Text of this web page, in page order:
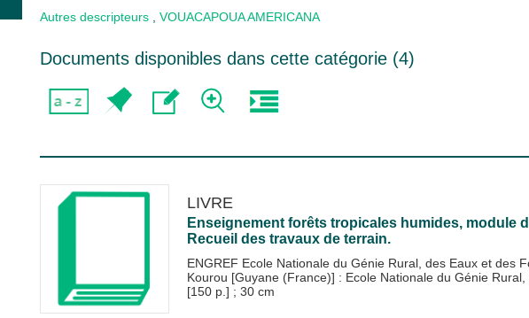
Autres descripteurs VOUACAPOUA AMERICANA
Documents disponibles dans cette catégorie (4)
LIVRE
Enseignement forêts tropicales humides, module
Recueil des travaux de terrain.
ENGREF Ecole Nationale du Génie Rural, des Eaux et des
Kourou [Guyane (France)] : Ecole Nationale du Génie
[150 p.] ; 30 cm